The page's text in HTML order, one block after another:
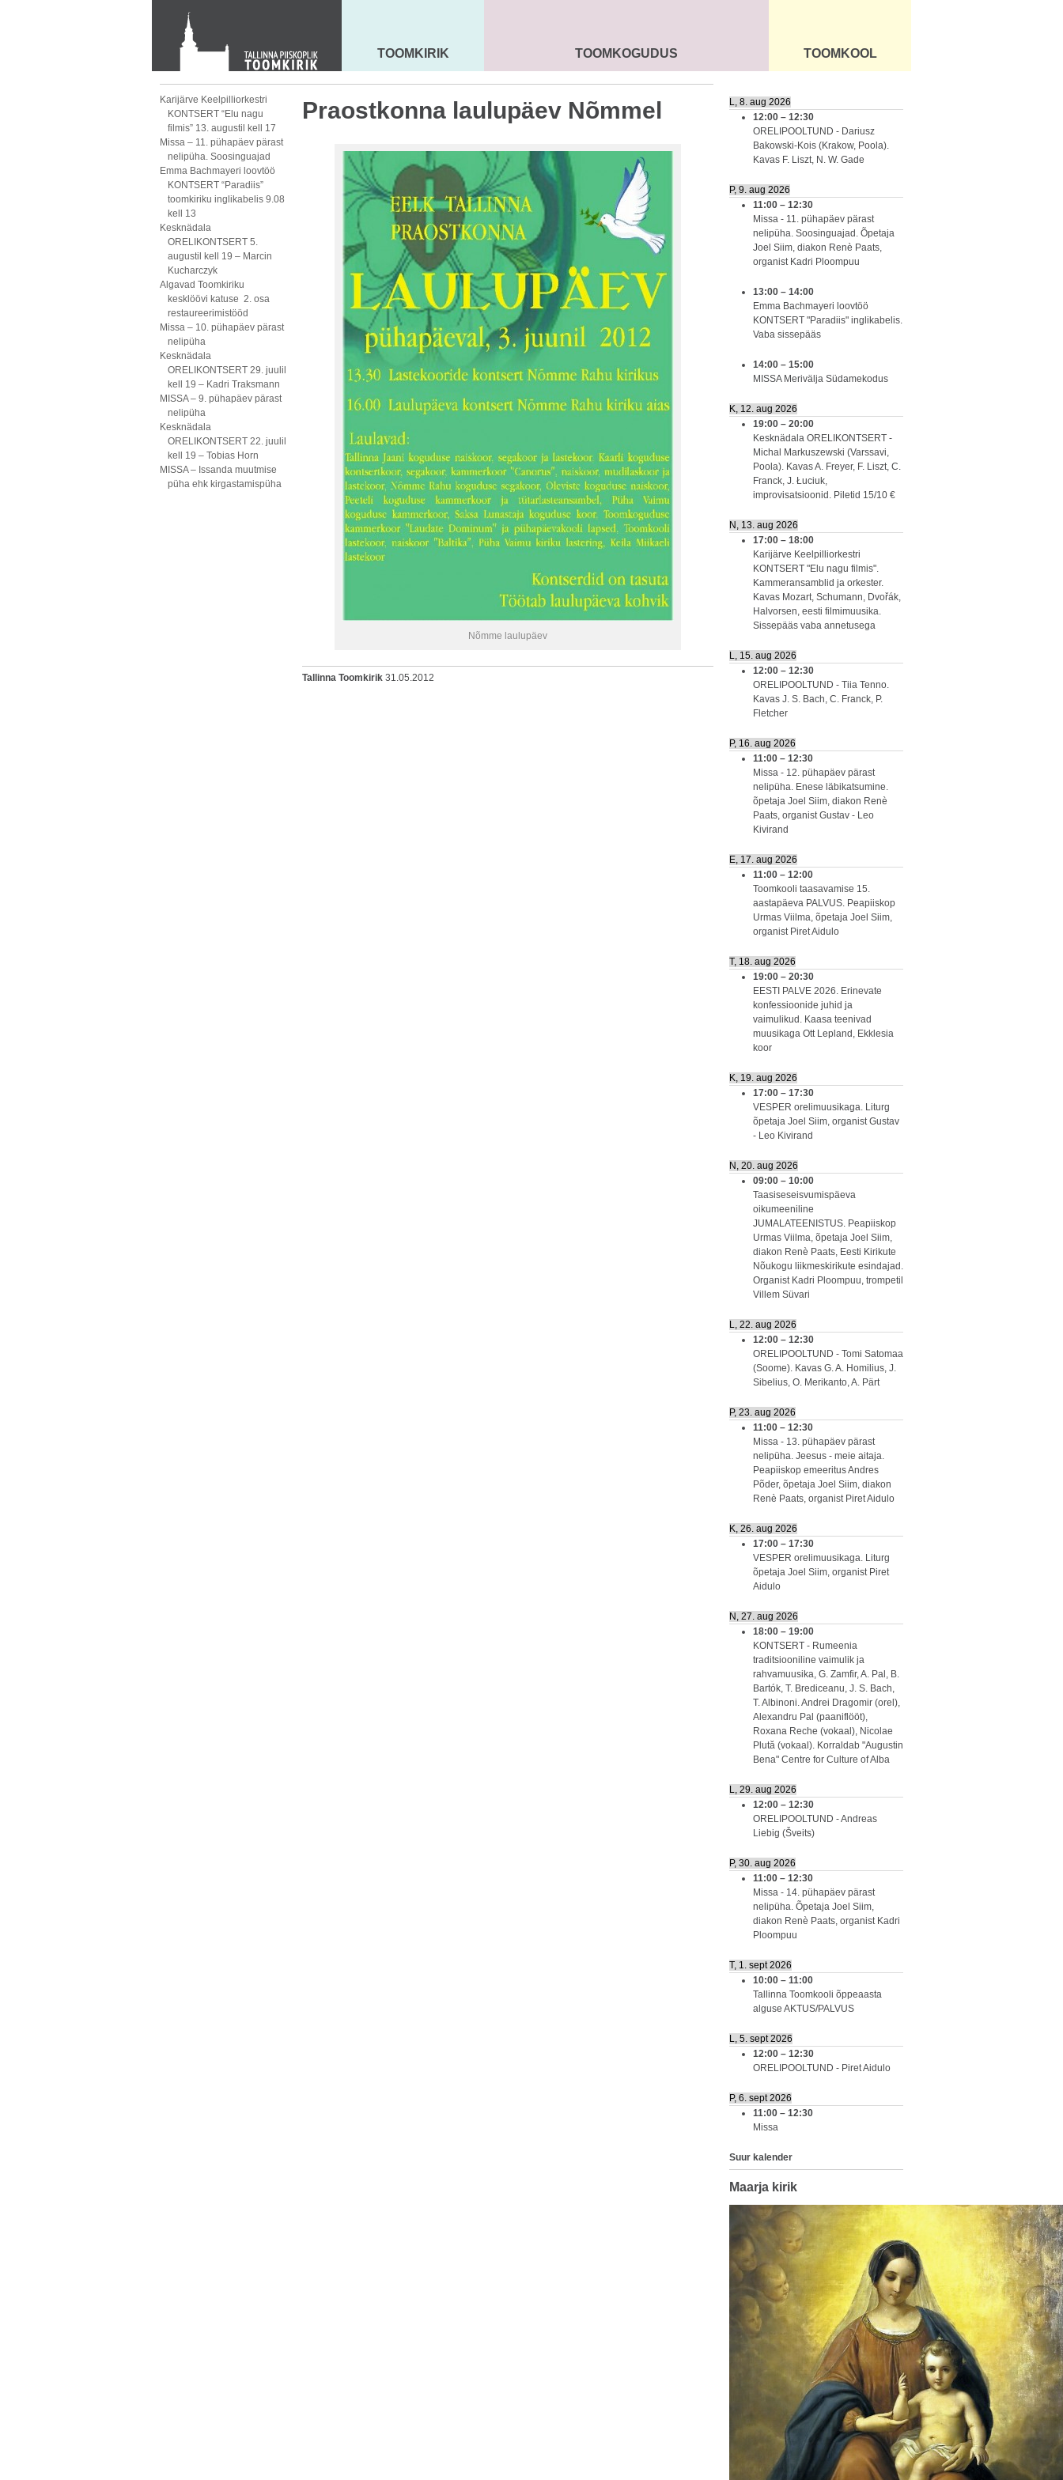
KONTAKT
Toom-Kooli 6, 10130 TALLINN
tallinna.toom@eelk.ee
MAARJA KIRIK
TOOMKIRIK SEENIORID KOGUDUS
TOOMKOGUDUS ÜLDINFO
TOOMKOOL
Karijärve Keelpilliorkestri
KONTSERT “Elu nagu
filmis” 13. augustil kell 17
Missa – 11. pühapäev pärast
nelipüha. Soosinguajad
Emma Bachmayeri loovtöö
KONTSERT “Paradiis”
toomkiriku inglikabelis 9.08
kell 13
Kesknädala
ORELIKONTSERT 5.
augustil kell 19 – Marcin
Kucharczyk
Algavad Toomkiriku
kesklöövi katuse 2. osa
restaureerimistööd
Missa – 10. pühapäev pärast
nelipüha
Kesknädala
ORELIKONTSERT 29. juulil
kell 19 – Kadri Traksmann
MISSA – 9. pühapäev pärast
nelipüha
Kesknädala
ORELIKONTSERT 22. juulil
kell 19 – Tobias Horn
MISSA – Issanda muutmise
püha ehk kirgastamispüha
Praostkonna laulupäev Nõmmel
Nõmme laulupäev
Tallinna Toomkirik 31.05.2012
L, 8. aug 2026
12:00 – 12:30
ORELIPOOLTUND - Dariusz
Bakowski-Kois (Krakow, Poola).
Kavas F. Liszt, N. W. Gade
P, 9. aug 2026
11:00 – 12:30
Missa - 11. pühapäev pärast
nelipüha. Soosinguajad. Õpetaja
Joel Siim, diakon Renè Paats,
organist Kadri Ploompuu
13:00 – 14:00
Emma Bachmayeri loovtöö
KONTSERT "Paradiis" inglikabelis.
Vaba sissepääs
14:00 – 15:00
MISSA Merivälja Südamekodus
K, 12. aug 2026
19:00 – 20:00
Kesknädala ORELIKONTSERT -
Michal Markuszewski (Varssavi,
Poola). Kavas A. Freyer, F. Liszt, C.
Franck, J. Łuciuk,
improvisatsioonid. Piletid 15/10 €
N, 13. aug 2026
17:00 – 18:00
Karijärve Keelpilliorkestri
KONTSERT "Elu nagu filmis".
Kammeransamblid ja orkester.
Kavas Mozart, Schumann, Dvořák,
Halvorsen, eesti filmimuusika.
Sissepääs vaba annetusega
L, 15. aug 2026
12:00 – 12:30
ORELIPOOLTUND - Tiia Tenno.
Kavas J. S. Bach, C. Franck, P.
Fletcher
P, 16. aug 2026
11:00 – 12:30
Missa - 12. pühapäev pärast
nelipüha. Enese läbikatsumine.
õpetaja Joel Siim, diakon Renè
Paats, organist Gustav - Leo
Kivirand
E, 17. aug 2026
11:00 – 12:00
Toomkooli taasavamise 15.
aastapäeva PALVUS. Peapiiskop
Urmas Viilma, õpetaja Joel Siim,
organist Piret Aidulo
T, 18. aug 2026
19:00 – 20:30
EESTI PALVE 2026. Erinevate
konfessioonide juhid ja
vaimulikud. Kaasa teenivad
muusikaga Ott Lepland, Ekklesia
koor
K, 19. aug 2026
17:00 – 17:30
VESPER orelimuusikaga. Liturg
õpetaja Joel Siim, organist Gustav
- Leo Kivirand
N, 20. aug 2026
09:00 – 10:00
Taasiseseisvumispäeva
oikumeeniline
JUMALATEENISTUS. Peapiiskop
Urmas Viilma, õpetaja Joel Siim,
diakon Renè Paats, Eesti Kirikute
Nõukogu liikmeskirikute esindajad.
Organist Kadri Ploompuu, trompetil
Villem Süvari
L, 22. aug 2026
12:00 – 12:30
ORELIPOOLTUND - Tomi Satomaa
(Soome). Kavas G. A. Homilius, J.
Sibelius, O. Merikanto, A. Pärt
P, 23. aug 2026
11:00 – 12:30
Missa - 13. pühapäev pärast
nelipüha. Jeesus - meie aitaja.
Peapiiskop emeeritus Andres
Põder, õpetaja Joel Siim, diakon
Renè Paats, organist Piret Aidulo
K, 26. aug 2026
17:00 – 17:30
VESPER orelimuusikaga. Liturg
õpetaja Joel Siim, organist Piret
Aidulo
N, 27. aug 2026
18:00 – 19:00
KONTSERT - Rumeenia
traditsiooniline vaimulik ja
rahvamuusika, G. Zamfir, A. Pal, B.
Bartók, T. Brediceanu, J. S. Bach,
T. Albinoni. Andrei Dragomir (orel),
Alexandru Pal (paaniflööt),
Roxana Reche (vokaal), Nicolae
Plută (vokaal). Korraldab "Augustin
Bena" Centre for Culture of Alba
L, 29. aug 2026
12:00 – 12:30
ORELIPOOLTUND - Andreas
Liebig (Šveits)
P, 30. aug 2026
11:00 – 12:30
Missa - 14. pühapäev pärast
nelipüha. Õpetaja Joel Siim,
diakon Renè Paats, organist Kadri
Ploompuu
T, 1. sept 2026
10:00 – 11:00
Tallinna Toomkooli õppeaasta
alguse AKTUS/PALVUS
L, 5. sept 2026
12:00 – 12:30
ORELIPOOLTUND - Piret Aidulo
P, 6. sept 2026
11:00 – 12:30
Missa
Suur kalender
Maarja kirik